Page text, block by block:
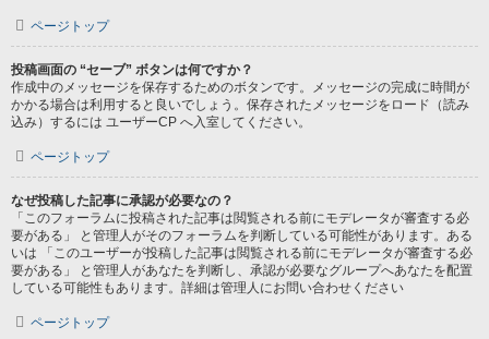
ページトップ
投稿画面の “セーブ” ボタンは何ですか？
作成中のメッセージを保存するためのボタンです。メッセージの完成に時間が
かかる場合は利用すると良いでしょう。保存されたメッセージをロード（読み
込み）するには ユーザーCP へ入室してください。
ページトップ
なぜ投稿した記事に承認が必要なの？
「このフォーラムに投稿された記事は閲覧される前にモデレータが審査する必
要がある」 と管理人がそのフォーラムを判断している可能性があります。ある
いは 「このユーザーが投稿した記事は閲覧される前にモデレータが審査する必
要がある」 と管理人があなたを判断し、承認が必要なグループへあなたを配置
している可能性もあります。詳細は管理人にお問い合わせください
ページトップ